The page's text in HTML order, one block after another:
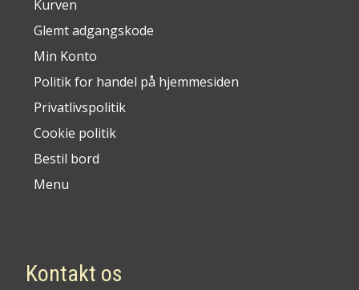
Kurven
Glemt adgangskode
Min Konto
Politik for handel på hjemmesiden
Privatlivspolitik
Cookie politik
Bestil bord
Menu
Kontakt os